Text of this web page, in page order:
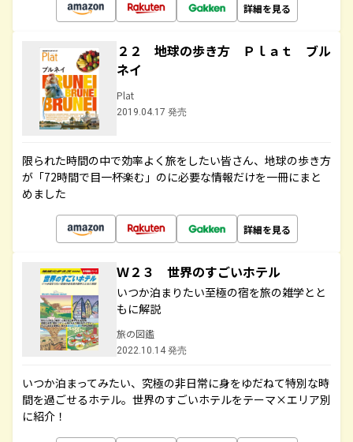
詳細を見る
２２ 地球の歩き方 Ｐｌａｔ ブル
ネイ
Plat
2019.04.17 発売
限られた時間の中で効率よく旅をしたい皆さん、地球の歩き方
が「72時間で目一杯楽む」のに必要な情報だけを一冊にまと
めました
詳細を見る
Ｗ２３ 世界のすごいホテル
いつか泊まりたい至極の宿を旅の雑学とと
もに解説
旅の図鑑
2022.10.14 発売
いつか泊まってみたい、究極の非日常に身をゆだねて特別な時
間を過ごせるホテル。世界のすごいホテルをテーマ×エリア別
に紹介！